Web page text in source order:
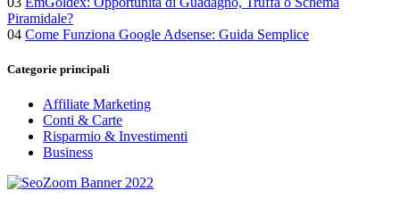
Piramidale?
04 Come Funziona Google Adsense: Guida Semplice
Categorie principali
Affiliate Marketing
Conti & Carte
Risparmio & Investimenti
Business